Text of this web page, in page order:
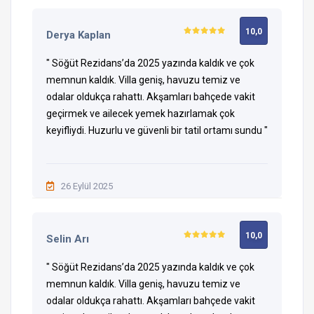
Bahías y Playas en Fethiye
Lugares para visitar en Fethiye
¿A qué debemos prestar atención en nuestro
Para obtener información más detallada, puede ver el
manual de usuario de la villa haciendo clic en el enlace.
Derya Kaplan 10,0
" Söğüt Rezidans’da 2025 yazında kaldık ve çok
memnun kaldık. Villa geniş, havuzu temiz ve
odalar oldukça rahattı. Akşamları bahçede vakit
geçirmek ve ailecek yemek hazırlamak çok
keyifliydi. Huzurlu ve güvenli bir tatil ortamı sundu "
26 Eylül 2025
Selin Arı 10,0
" Söğüt Rezidans’da 2025 yazında kaldık ve çok
memnun kaldık. Villa geniş, havuzu temiz ve
odalar oldukça rahattı. Akşamları bahçede vakit